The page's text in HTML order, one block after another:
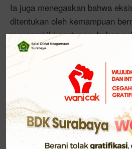
Ia juga menegaskan bahwa
ditentukan oleh kemampuan
mengambil keputusan, bukan
atribut fisik. Mengutip filsuf
dengan ungkapan cogito ergo
peserta untuk membiasakan diri
reflektif. Senada dengan
menekankan bahwa “kita adalah
sehingga pembiasaan baik
sebagai identitas ASN.